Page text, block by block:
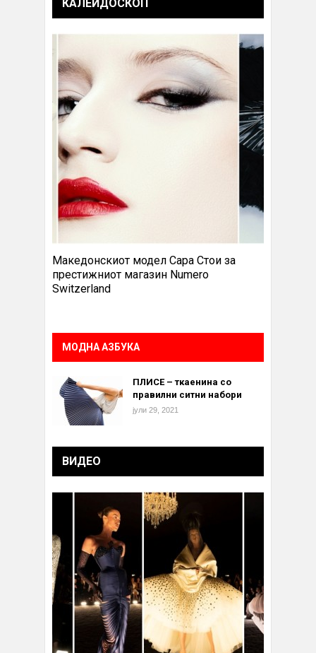
КАЛЕИДОСКОП
Македонскиот модел Сара Стои за
престижниот магазин Numero
Switzerland
МОДНА АЗБУКА
ПЛИСЕ – ткаенина со
правилни ситни набори
јули 29, 2021
ВИДЕО